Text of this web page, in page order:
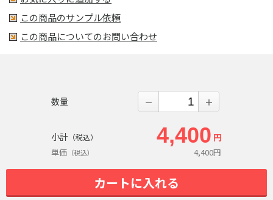
この商品のサンプル依頼
この商品についてのお問い合わせ
数量 － ＋
小計 （税込） 4,400 円
単価 （税込） 4,400円
カートに入れる